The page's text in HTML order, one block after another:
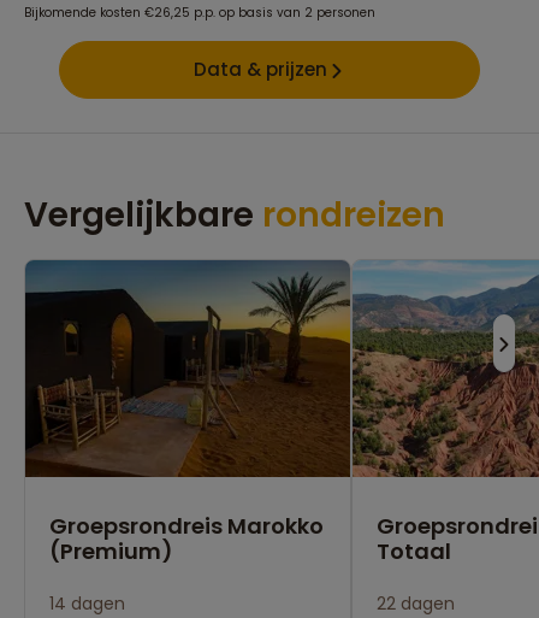
Bijkomende kosten €26,25 p.p. op basis van 2 personen
Data & prijzen
Vergelijkbare rondreizen
Groepsrondreis Marokko
(Premium)
14 dagen
Totaal
22 dagen